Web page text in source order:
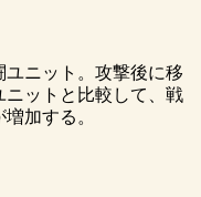
ニット。攻撃後に移
ットと比較して、戦
加する。